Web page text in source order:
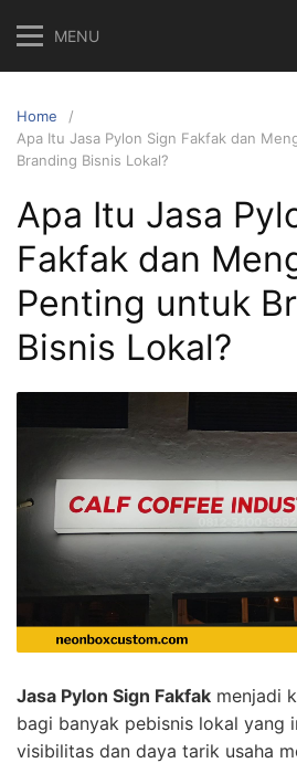
content
MENU
Home
Apa Itu Jasa Pylon Sign Fakfak dan
Branding Bisnis Lokal?
Apa Itu Jasa
Fakfak dan
Penting untuk
Bisnis Lokal?
Jasa Pylon Sign Fakfak menjadi
bagi banyak pebisnis lokal yang
visibilitas dan daya tarik usaha